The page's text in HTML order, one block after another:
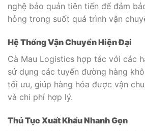
nghệ bảo quản tiên tiến để đảm
hỏng trong suốt quá trình vận
Hệ Thống Vận Chuyển Hiện Đại
Cà Mau Logistics hợp tác với các
sử dụng các tuyến đường hàng
tối ưu, giúp hàng hóa được vận
và chi phí hợp lý.
Thủ Tục Xuất Khẩu Nhanh Gọn